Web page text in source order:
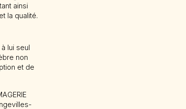
ainsi
la qualité.
lui seul
non
et de